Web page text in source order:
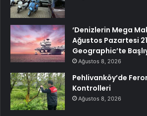
‘Denizlerin Mega
Ağustos Pazartesi
Geographic’te
Ağustos 8, 2026
Pehlivanköy’de
Kontrolleri
Ağustos 8, 2026